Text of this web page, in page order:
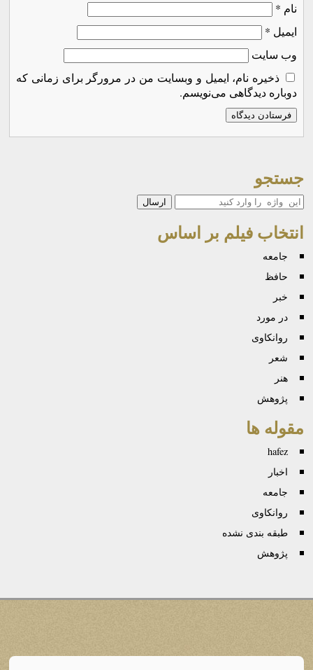
نام *
ایمیل *
وب‌ سایت
ذخیره نام، ایمیل و وبسایت من در مرورگر برای زمانی که
دوباره دیدگاهی می‌نویسم.
جستجو
جستجو
انتخاب فیلم بر اساس
جامعه
حافظ
خبر
در مورد
روانكاوی
شعر
هنر
پژوهش
مقوله ها
hafez
اخبار
جامعه
روانكاوی
طبقه بندی نشده
پژوهش